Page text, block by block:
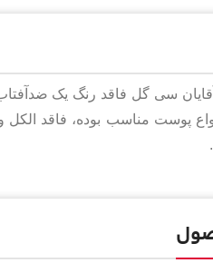
پوست مناسب بوده، فاقد